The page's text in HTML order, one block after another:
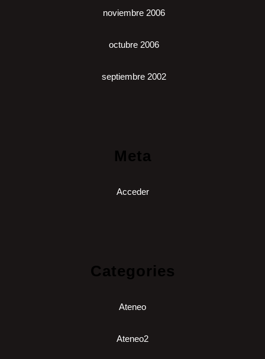
noviembre 2006
octubre 2006
septiembre 2002
Meta
Acceder
Categories
Ateneo
Ateneo2